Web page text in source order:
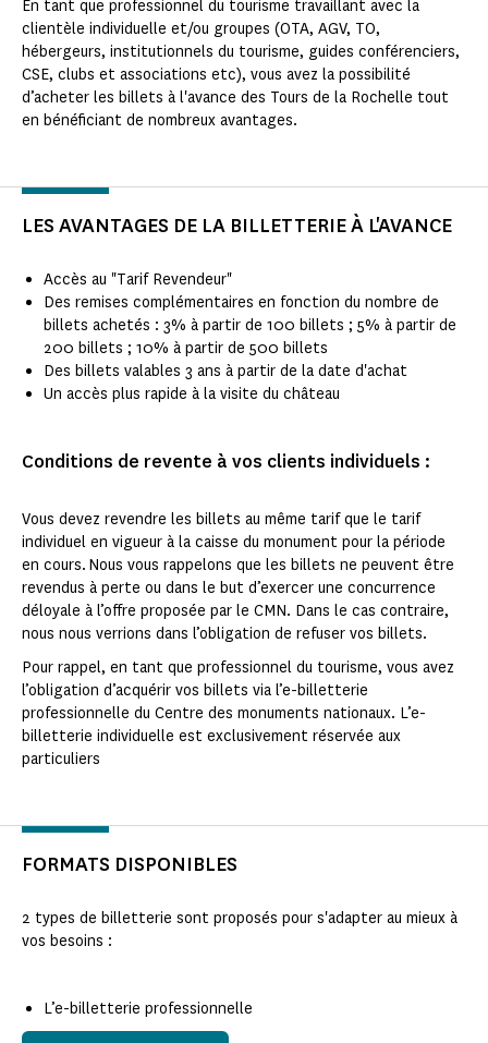
En tant que professionnel du tourisme travaillant avec la
clientèle individuelle et/ou groupes (OTA, AGV, TO,
hébergeurs, institutionnels du tourisme, guides conférenciers,
CSE, clubs et associations etc), vous avez la possibilité
d’acheter les billets à l'avance des Tours de la Rochelle tout
en bénéficiant de nombreux avantages.
LES AVANTAGES DE LA BILLETTERIE À L'AVANCE
Accès au "Tarif Revendeur"
Des remises complémentaires en fonction du nombre de
billets achetés : 3% à partir de 100 billets ; 5% à partir de
200 billets ; 10% à partir de 500 billets
Des billets valables 3 ans à partir de la date d'achat
Un accès plus rapide à la visite du château
Conditions de revente à vos clients individuels :
Vous devez revendre les billets au même tarif que le tarif
individuel en vigueur à la caisse du monument pour la période
en cours. Nous vous rappelons que les billets ne peuvent être
revendus à perte ou dans le but d’exercer une concurrence
déloyale à l’offre proposée par le CMN. Dans le cas contraire,
nous nous verrions dans l’obligation de refuser vos billets.
Pour rappel, en tant que professionnel du tourisme, vous avez
l’obligation d’acquérir vos billets via l’e-billetterie
professionnelle du Centre des monuments nationaux. L’e-
billetterie individuelle est exclusivement réservée aux
particuliers
FORMATS DISPONIBLES
2 types de billetterie sont proposés pour s'adapter au mieux à
vos besoins :
L’e-billetterie professionnelle